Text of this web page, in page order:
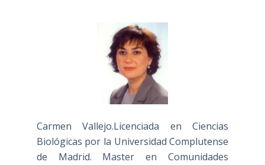
Carmen Vallejo.Licenciada en Ciencias
Biológicas por la Universidad Complutense
de Madrid. Master en Comunidades